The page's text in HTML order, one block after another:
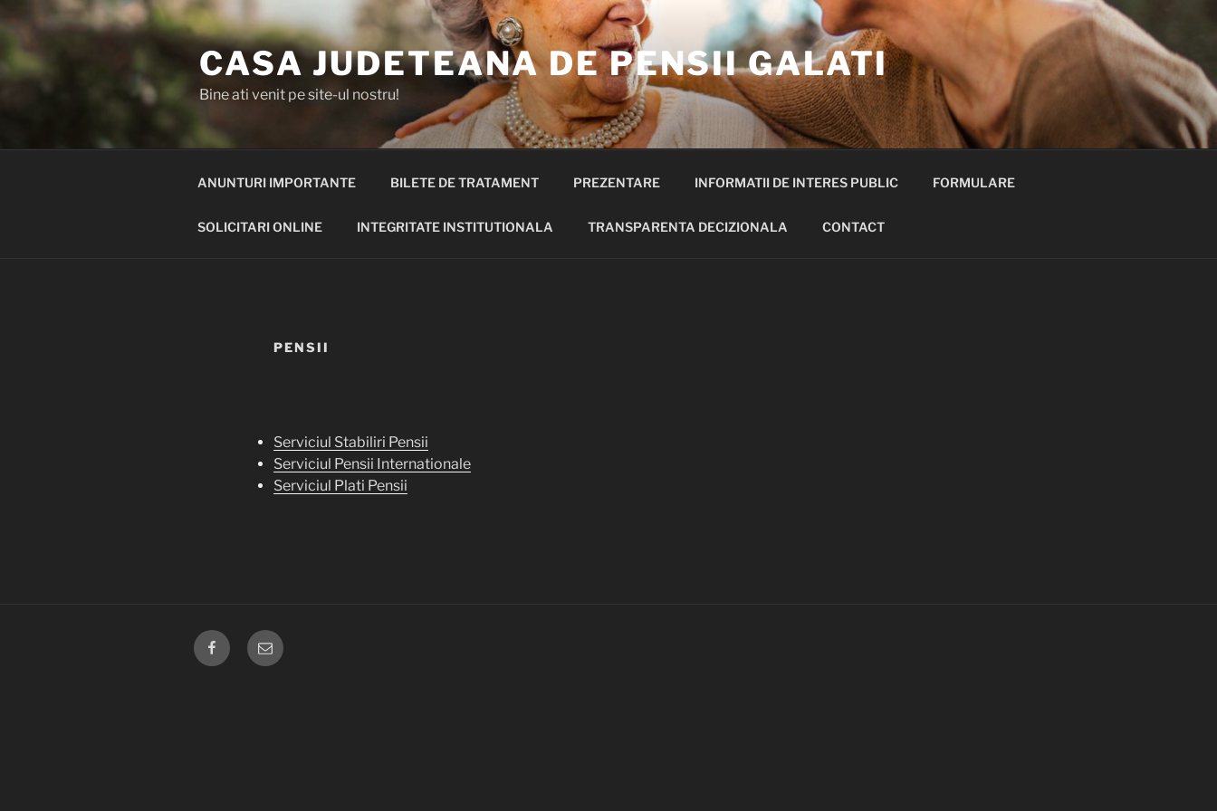
content
CASA JUDETEANA DE PENSII GALATI
Bine ati venit pe site-ul nostru!
ANUNTURI IMPORTANTE BILETE DE TRATAMENT PREZENTARE INFORMATII DE INTERES PUBLIC FORMULARE
SOLICITARI ONLINE INTEGRITATE INSTITUTIONALA TRANSPARENTA DECIZIONALA CONTACT
PENSII
Serviciul Stabiliri Pensii
Serviciul Pensii Internationale
Serviciul Plati Pensii
FACEBOOK
EMAIL
CJP